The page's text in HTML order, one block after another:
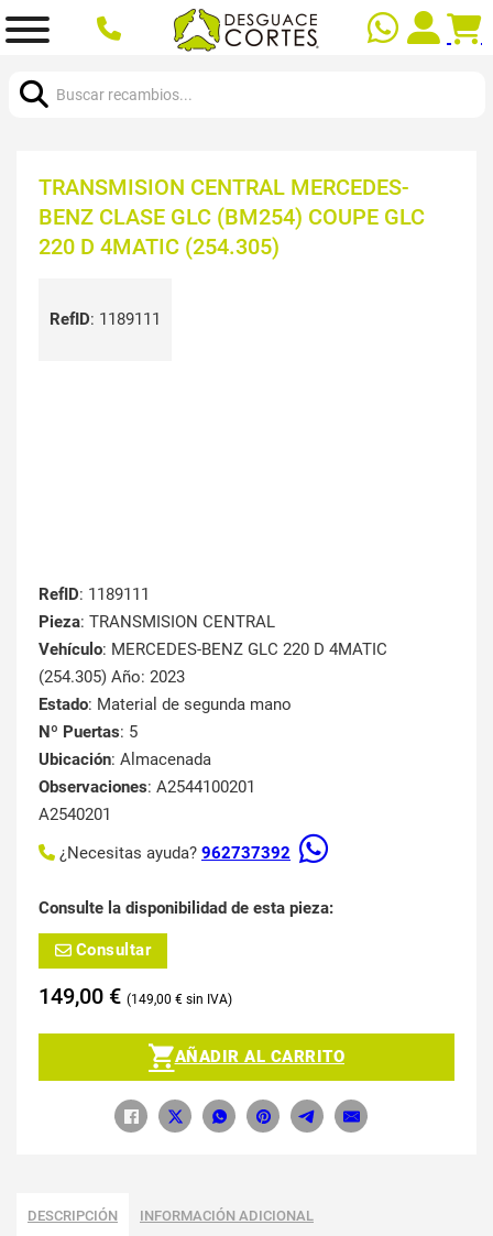
TRANSMISION CENTRAL MERCEDES-
BENZ CLASE GLC (BM254) COUPE GLC
220 D 4MATIC (254.305)
RefID: 1189111
RefID: 1189111
Pieza: TRANSMISION CENTRAL
Vehículo: MERCEDES-BENZ GLC 220 D 4MATIC
(254.305) Año: 2023
Estado: Material de segunda mano
Nº Puertas: 5
Ubicación: Almacenada
Observaciones: A2544100201
A2540201
¿Necesitas ayuda? 962737392
Consulte la disponibilidad de esta pieza:
Consultar
149,00 € 149,00 €
AÑADIR AL CARRITO
DESCRIPCIÓN INFORMACIÓN ADICIONAL